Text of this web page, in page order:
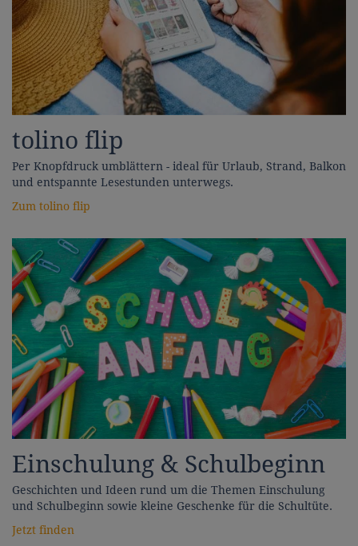
tolino flip
Per Knopfdruck umblättern - ideal für Urlaub, Strand, Balkon
und entspannte Lesestunden unterwegs.
Zum tolino flip
Einschulung & Schulbeginn
Geschichten und Ideen rund um die Themen Einschulung
und Schulbeginn sowie kleine Geschenke für die Schultüte.
Jetzt finden